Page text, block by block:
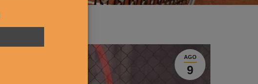
AGO
9